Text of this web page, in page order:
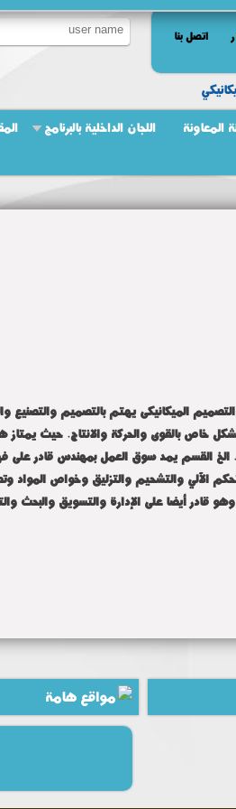
اتصل بنا
المعاونة اللجان الداخلية بالبرنامج
. وقسم هندسة الانتاج والتصميم الميكانيكى يهتم
خاص بالقوى والحركة والانتاج. حيث يمتاز
القسم يمد سوق العمل بمهندس قادر على
الآلي والتشحيم والتزليق وخواص
أيضا على الإدارة والتسويق والبحث
مواقع هامة